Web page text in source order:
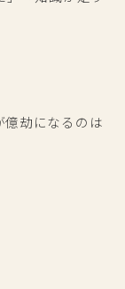
億劫になるのは